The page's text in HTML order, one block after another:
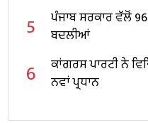
5
ਪੰਜਾਬ ਸਰਕਾਰ ਵੱਲੋਂ
ਬਦਲੀਆਂ
6
ਕਾਂਗਰਸ ਪਾਰਟੀ ਨੇ
ਨਵਾਂ ਪ੍ਰਧਾਨ